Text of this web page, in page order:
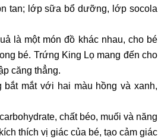
tan; lớp sữa bổ dưỡng, lớp socola
là một món đồ khác nhau, cho bé
bé. Trứng King Lọ mang đến cho
căng thẳng.
mắt với hai màu hồng và xanh,
chất béo, muối và năng
thích vị giác của bé, tạo cảm giác